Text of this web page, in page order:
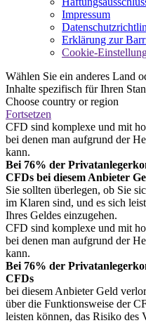
Impressum
Erklärung zur
Cookie-
Wählen Sie ein anderes Land
Inhalte spezifisch für Ihren
Choose country or region
Fortsetzen
CFD sind komplexe und mit
bei denen man aufgrund der
kann.
Bei 76% der
CFDs bei diesem Anbieter
Sie sollten überlegen, ob Sie
im Klaren sind, und es sich
Ihres Geldes einzugehen.
CFD sind komplexe und mit
bei denen man aufgrund der
kann.
Bei 76% der
CFDs
bei diesem Anbieter Geld
über die Funktionsweise der
leisten können, das Risiko des